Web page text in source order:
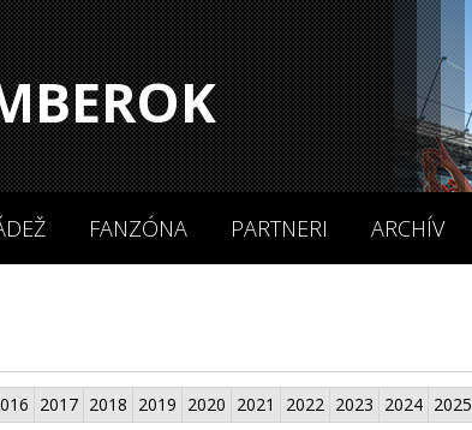
FANZÓNA PARTNERI ARCHÍV
2017 2018 2019 2020 2021 2022 2023 2024 2025